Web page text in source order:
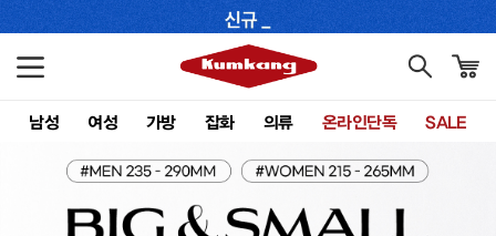
남성 여성 가방 잡화 의류 온라인단독 SALE